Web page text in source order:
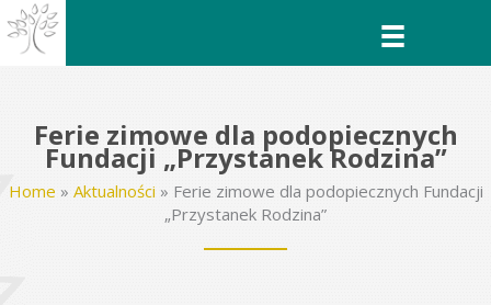
Przejdź
do
treści
Ferie zimowe dla podopiecznych
Fundacji „Przystanek Rodzina”
Home » Aktualności » Ferie zimowe dla podopiecznych Fundacji
„Przystanek Rodzina”